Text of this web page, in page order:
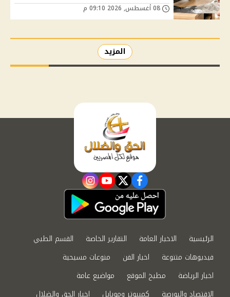
المزيد
facebook
twitter
youtube
instagram
الرئيسية الاخبار العامة التقارير الخاصة
القسم الطبي
فيديوهات متنوعة
اخبار الفن
منوعات مسيحية
اخبار الرياضة
مطبخ الموقع
مواضيع عامة
الاقتصاد والبورصة
كمبيوتر وموبايل اخبار الحق والضلال